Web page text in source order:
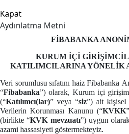
Kapat
Aydınlatma Metni
FİBABANKA
KURUM İÇİ
KATILIMCILARINAYÖNELİK
Veri sorumlusu sıfatını haiz Fibabanka
“Fibabanka”) olarak, Kurum içi
(“Katılımcı(lar)” veya “siz”) ait kişisel
Verilerin Korunması Kanunu (“KVKK
(birlikte “KVK mevzuatı”) uygun
azami hassasiyeti göstermekteyiz.